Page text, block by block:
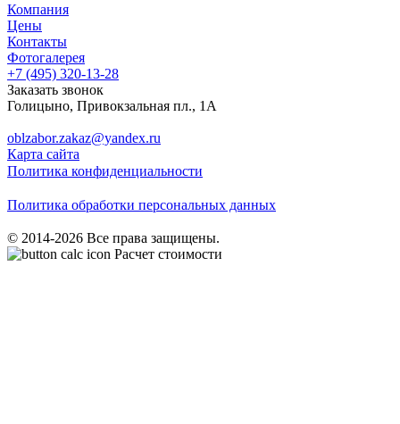
Компания
Цены
Контакты
Фотогалерея
+7 (495) 320-13-28
Заказать звонок
Голицыно, Привокзальная пл., 1А
oblzabor.zakaz@yandex.ru
Карта сайта
Политика конфиденциальности
Политика обработки персональных данных
© 2014-2026 Все права защищены.
Расчет стоимости